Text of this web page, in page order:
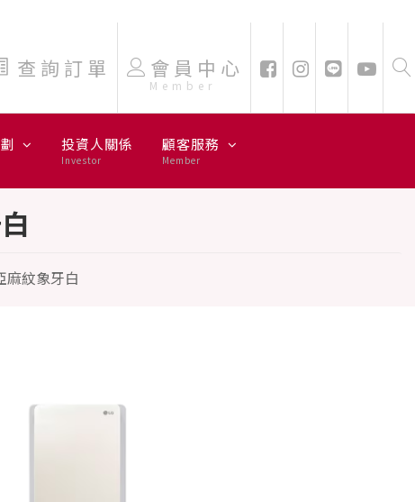
查詢訂單 會員中心
Member
投資人關係
Investor
顧客服務
Member
紋象牙白